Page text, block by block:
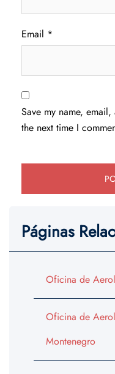
Email *
Save my name,
the next time I
Páginas
Oficina de
Oficina de
Montenegro